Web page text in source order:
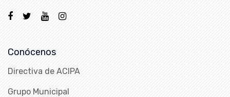
Conócenos
Directiva de ACIPA
Grupo Municipal